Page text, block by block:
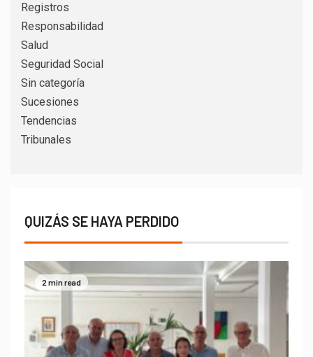
Registros
Responsabilidad
Salud
Seguridad Social
Sin categoría
Sucesiones
Tendencias
Tribunales
QUIZÁS SE HAYA PERDIDO
2 min read